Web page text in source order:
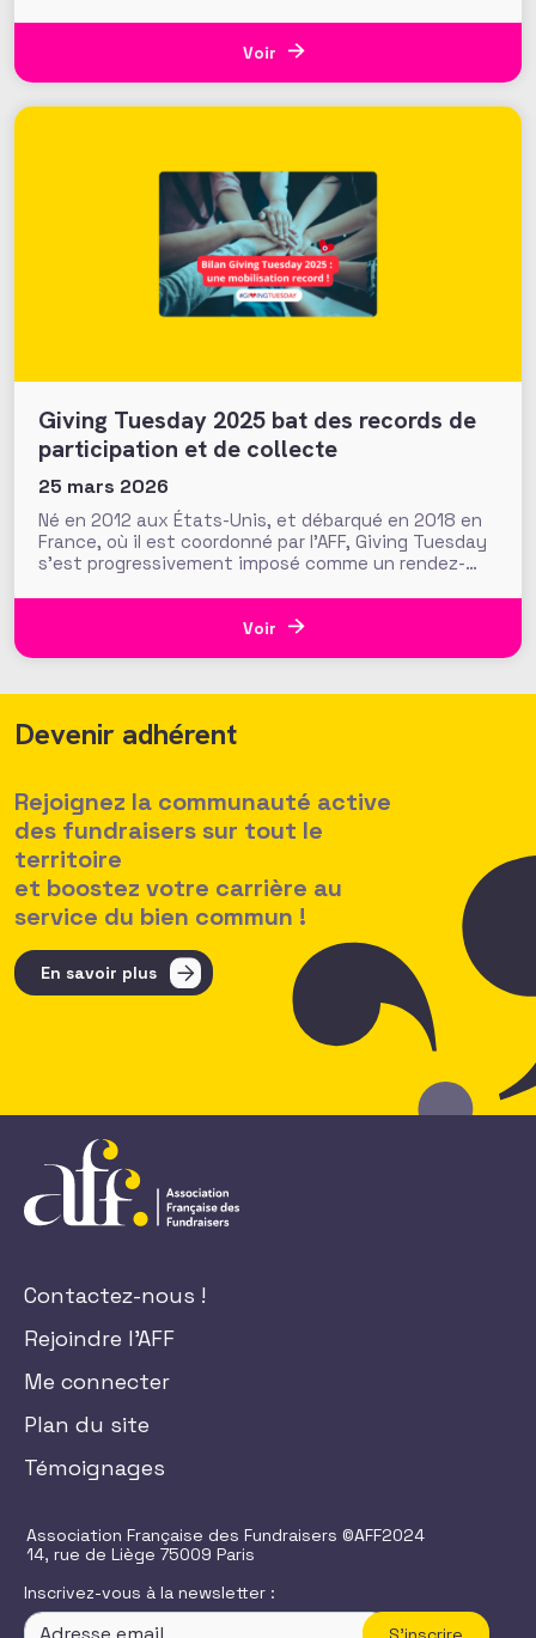
sans Frontières (MSF) : il revient sur son métier, les
leviers qu’il défriche ou implémente, et sur les choix
Voir
Giving Tuesday 2025 bat des records de
participation et de collecte
25 mars 2026
Né en 2012 aux États-Unis, et débarqué en 2018 en
France, où il est coordonné par l’AFF, Giving Tuesday
s’est progressivement imposé comme un rendez-
organisée le 2 décembre, en apporte une nouvelle
démonstration. À travers une participation en forte
Voir
Devenir adhérent
Rejoignez la communauté active
des fundraisers sur tout le
territoire
et boostez votre carrière au
service du bien commun !
En savoir plus
Contactez-nous !
Rejoindre l'AFF
Me connecter
Plan du site
Témoignages
Association Française des Fundraisers ©AFF2024
14, rue de Liège 75009 Paris
Inscrivez-vous à la newsletter :